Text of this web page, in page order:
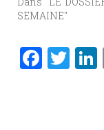
SEMAINE"
F T